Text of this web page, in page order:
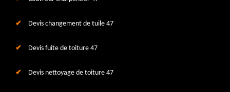
Devis changement de tuile 47
Devis fuite de toiture 47
Devis nettoyage de toiture 47